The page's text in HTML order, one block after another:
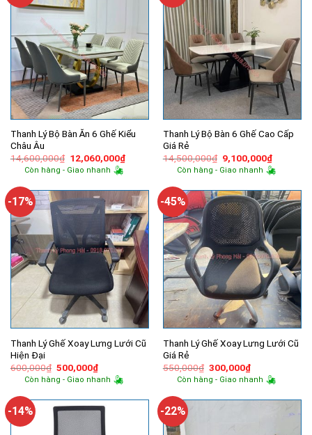
Thanh Lý Bộ Bàn Ăn 6 Ghế Kiểu
Châu Âu
14,600,000₫ Giá
gốc
là:
12,060,000₫Giá
hiện
12,060,000₫.
Còn hàng - Giao nhanh
Thanh Lý Bộ Bàn 6 Ghế Cao Cấp
Giá Rẻ
14,500,000₫ Giá
gốc
là:
9,100,000₫Giá
hiện
tại
Còn hàng - Giao nhanh
-17%
Thanh Lý Ghế Xoay Lưng Lưới Cũ
Hiện Đại
600,000₫ Giá
gốc
là:
500,000₫Giá
hiện
tại
500,000₫.
Còn hàng - Giao nhanh
-45%
Thanh Lý Ghế Xoay Lưng Lưới Cũ
Giá Rẻ
550,000₫ Giá
gốc
là:
300,000₫Giá
hiện
tại
300,000₫.
Còn hàng - Giao nhanh
-14% -22%